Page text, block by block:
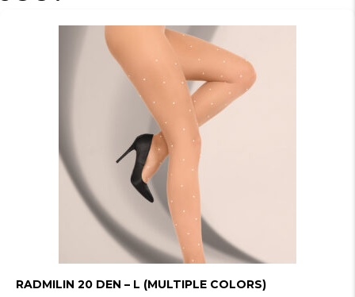
RADMILIN 20 DEN – L (MULTIPLE COLORS)